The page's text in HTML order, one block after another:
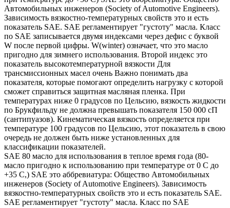
Автомобильных инженеров (Society of Automotive Engineers).
Зависимость вязкостно-температурных свойств это и есть
показатель SAE. SAE регламентирует "густоту" масла. Класс
по SAE записывается двумя индексами через дефис с буквой
W после первой цифры. W(winter) означает, что это масло
пригодно для зимнего использования. Второй индекс это
показатель высокотемпературной вязкости Для
трансмиссионных масел очень Важно понимать два
показателя, которые помогают определить нагрузку с которой
сможет справиться защитная масляная пленка. При
температурах ниже 0 градусов по Цельсию, вязкость жидкости
по Брукфильду не должна превышать показателя 150 000 сП
(сантипуазов). Кинематическая вязкость определяется при
температуре 100 градусов по Цельсию, этот показатель в свою
очередь не должен быть ниже установленных для
классификации показателей.
SAE 80 масло для использования в теплое время года (80-
масло пригодно к использованию при температуре от 0 С до
+35 С,) SAE это аббревиатура: Общество Автомобильных
инженеров (Society of Automotive Engineers). Зависимость
вязкостно-температурных свойств это и есть показатель SAE.
SAE регламентирует "густоту" масла. Класс по SAE